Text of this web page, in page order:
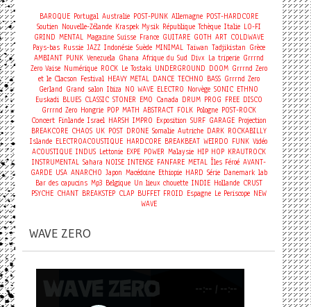
BAROQUE Portugal Australie POST-PUNK Allemagne POST-HARDCORE
Soutien Nouvelle-Zélande Kraspek Mysik République Tchèque Italie LO-FI
GRIND MENTAL Magazine Suisse France GUITARE GOTH ART COLDWAVE
Pays-bas Russie JAZZ Indonésie Suède MINIMAL Taiwan Tadjikistan Grèce
AMBIANT PUNK Venezuela Ghana Afrique du Sud Divx La triperie Grrrnd
Zero Vaise Numérique ROCK Le Tostaki UNDERGROUND DOOM Grrrnd Zero
et le Clacson Festival HEAVY METAL DANCE TECHNO BASS Grrrnd Zero
Gerland Grand salon Ibiza NO WAVE ELECTRO Norvège SONIC ETHNO
Euskadi BLUES CLASSIC STONER EMO Canada DRUM PROG FREE DISCO
Grrrnd Zero Hongrie POP MATH ABSTRACT FOLK Pologne POST-ROCK
Concert Finlande Israel HARSH IMPRO Exposition SURF GARAGE Projection
BREAKCORE CHAOS UK POST DRONE Somalie Autriche DARK ROCKABILLY
Islande ELECTROACOUSTIQUE HARDCORE BREAKBEAT WEIRDO FUNK Vidéo
ACOUSTIQUE INDUS Lettonie EXPE POWER Malaysie HIP HOP KRAUTROCK
INSTRUMENTAL Sahara NOISE INTENSE FANFARE METAL Îles Féroé AVANT-
GARDE USA ANARCHO Japon Macédoine Ethiopie HARD Série Danemark lab
Bar des capucins Mp3 Belgique Un lieux chouette INDIE Hollande CRUST
PSYCHE CHANT BREAKSTEP CLAP BUFFET FROID Espagne Le Periscope NEW
WAVE
WAVE ZERO